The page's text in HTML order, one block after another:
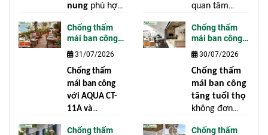
nungphù hợp
hiệu quả để
ngăn nước
thẩm thấu,
hạn chế rêu
mốc, giữ màu
sắc nguyên
bản và kéo dài
mọi sản phẩm
quan tâm
trình dân
dụng, khu nghỉ
dưỡng, cảnh
quan sân vườn
cũng như
ngành sản
xuất gốm xuất
vật liệu được
Chống thấm
mái ban công
với AQUA CT-
11A và
CONSeal
31/07/2026
Chống thấm
mái ban công
với AQUA CT-
11A và
Chống thấm
mái ban công
tăng tuổi thọ
30/07/2026
Chống thấm
mái ban công
tăng tuổi thọ
không đơn
Chống thấm
Chống thấm